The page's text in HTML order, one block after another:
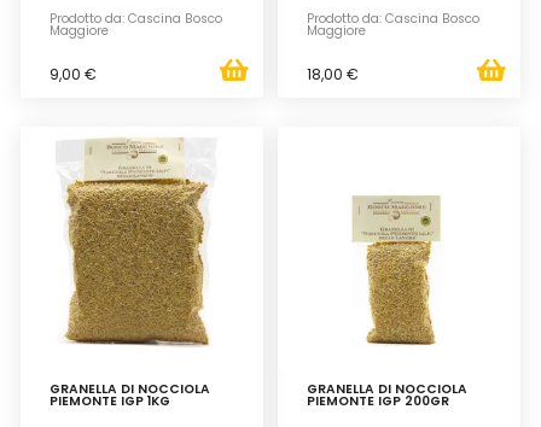
Prodotto da: Cascina Bosco
Maggiore
9,00 €
Prodotto da: Cascina Bosco
Maggiore
18,00 €
GRANELLA DI NOCCIOLA
PIEMONTE IGP 1KG
GRANELLA DI NOCCIOLA
PIEMONTE IGP 200GR